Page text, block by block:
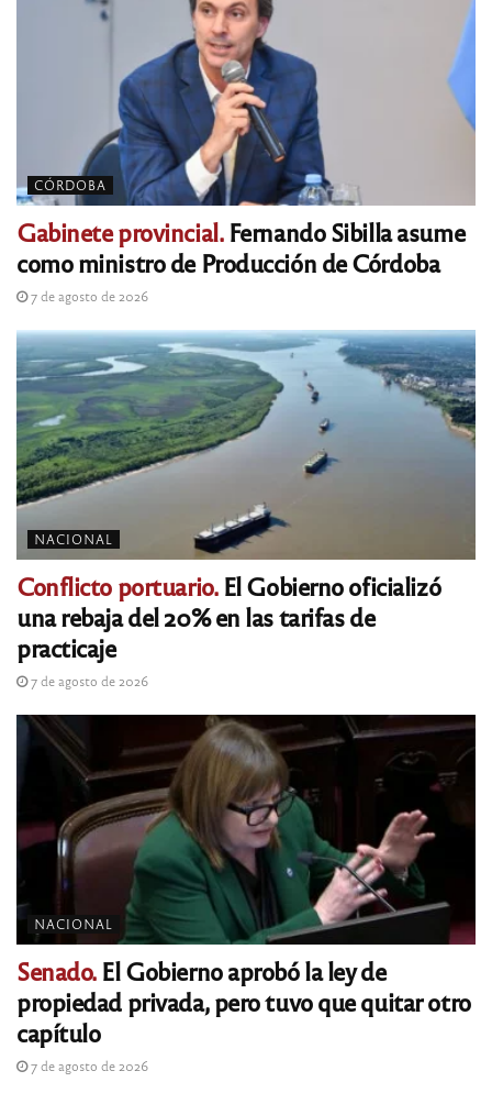
CÓRDOBA
Gabinete provincial.Fernando Sibilla asume
como ministro de Producción de Córdoba
7 de agosto de 2026
NACIONAL
Conflicto portuario.El Gobierno oficializó
una rebaja del 20% en las tarifas de
practicaje
7 de agosto de 2026
NACIONAL
Senado.El Gobierno aprobó la ley de
propiedad privada, pero tuvo que quitar otro
capítulo
7 de agosto de 2026